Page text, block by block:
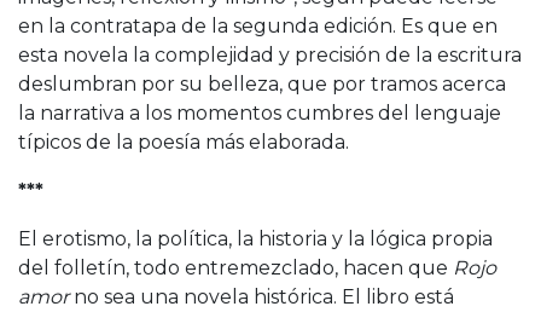
en la contratapa de la segunda edición. Es que en
esta novela la complejidad y precisión de la escritura
deslumbran por su belleza, que por tramos acerca
la narrativa a los momentos cumbres del lenguaje
típicos de la poesía más elaborada.
***
El erotismo, la política, la historia y la lógica propia
del folletín, todo entremezclado, hacen que Rojo
amorno sea una novela histórica. El libro está